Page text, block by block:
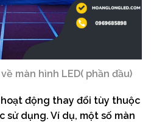
màn hình LED( phần đầu)
hoạt động thay đổi tùy thuộc
sử dụng. Ví dụ, một số màn